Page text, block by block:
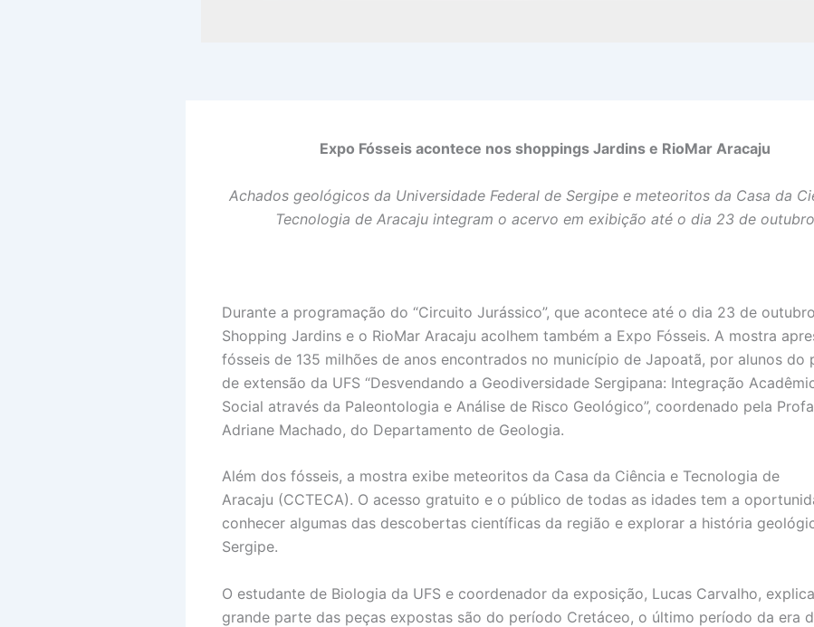
Expo Fósseis acontece nos shoppings Jardins e RioMar Aracaju
Achados geológicos da Universidade Federal de Sergipe e meteoritos da Casa da
Tecnologia de Aracaju integram o acervo em exibição até o dia 23 de outubro
Durante a programação do “Circuito Jurássico”, que acontece até o dia 23 de
Shopping Jardins e o RioMar Aracaju acolhem também a Expo Fósseis. A mostra
fósseis de 135 milhões de anos encontrados no município de Japoatã, por alunos do
de extensão da UFS “Desvendando a Geodiversidade Sergipana: Integração
Social através da Paleontologia e Análise de Risco Geológico”, coordenado pela Profa
Adriane Machado, do Departamento de Geologia.
Além dos fósseis, a mostra exibe meteoritos da Casa da Ciência e Tecnologia de
Aracaju (CCTECA). O acesso gratuito e o público de todas as idades tem a
conhecer algumas das descobertas científicas da região e explorar a história
Sergipe.
O estudante de Biologia da UFS e coordenador da exposição, Lucas Carvalho,
grande parte das peças expostas são do período Cretáceo, o último período da era